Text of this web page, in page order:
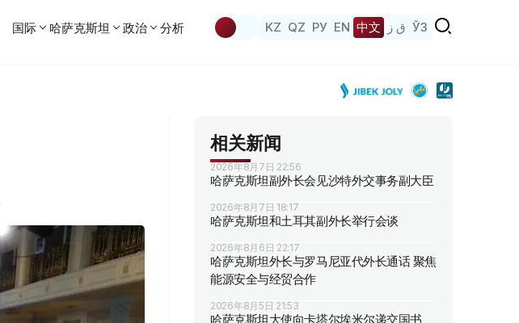
国际 哈萨克斯坦 政治 分析 KZ QZ РУ EN 中文 ق ز ЎЗ
相关新闻
2026年8月7日 22:56
哈萨克斯坦副外长会见沙特外交事务副大臣
2026年8月7日 18:17
哈萨克斯坦和土耳其副外长举行会谈
2026年8月6日 22:17
哈萨克斯坦外长与罗马尼亚代外长通话 聚焦
能源安全与经贸合作
2026年8月5日 21:53
哈萨克斯坦大使向卡塔尔埃米尔递交国书